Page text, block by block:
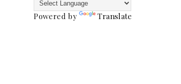
Powered by Translate